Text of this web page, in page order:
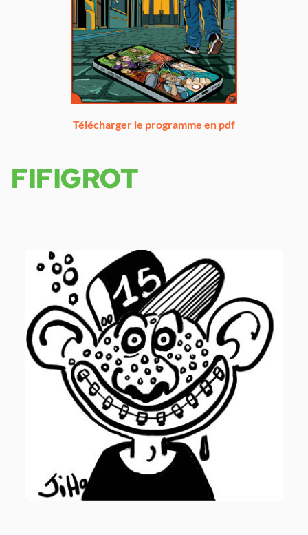
FIFIGROT
Télécharger le programme en pdf